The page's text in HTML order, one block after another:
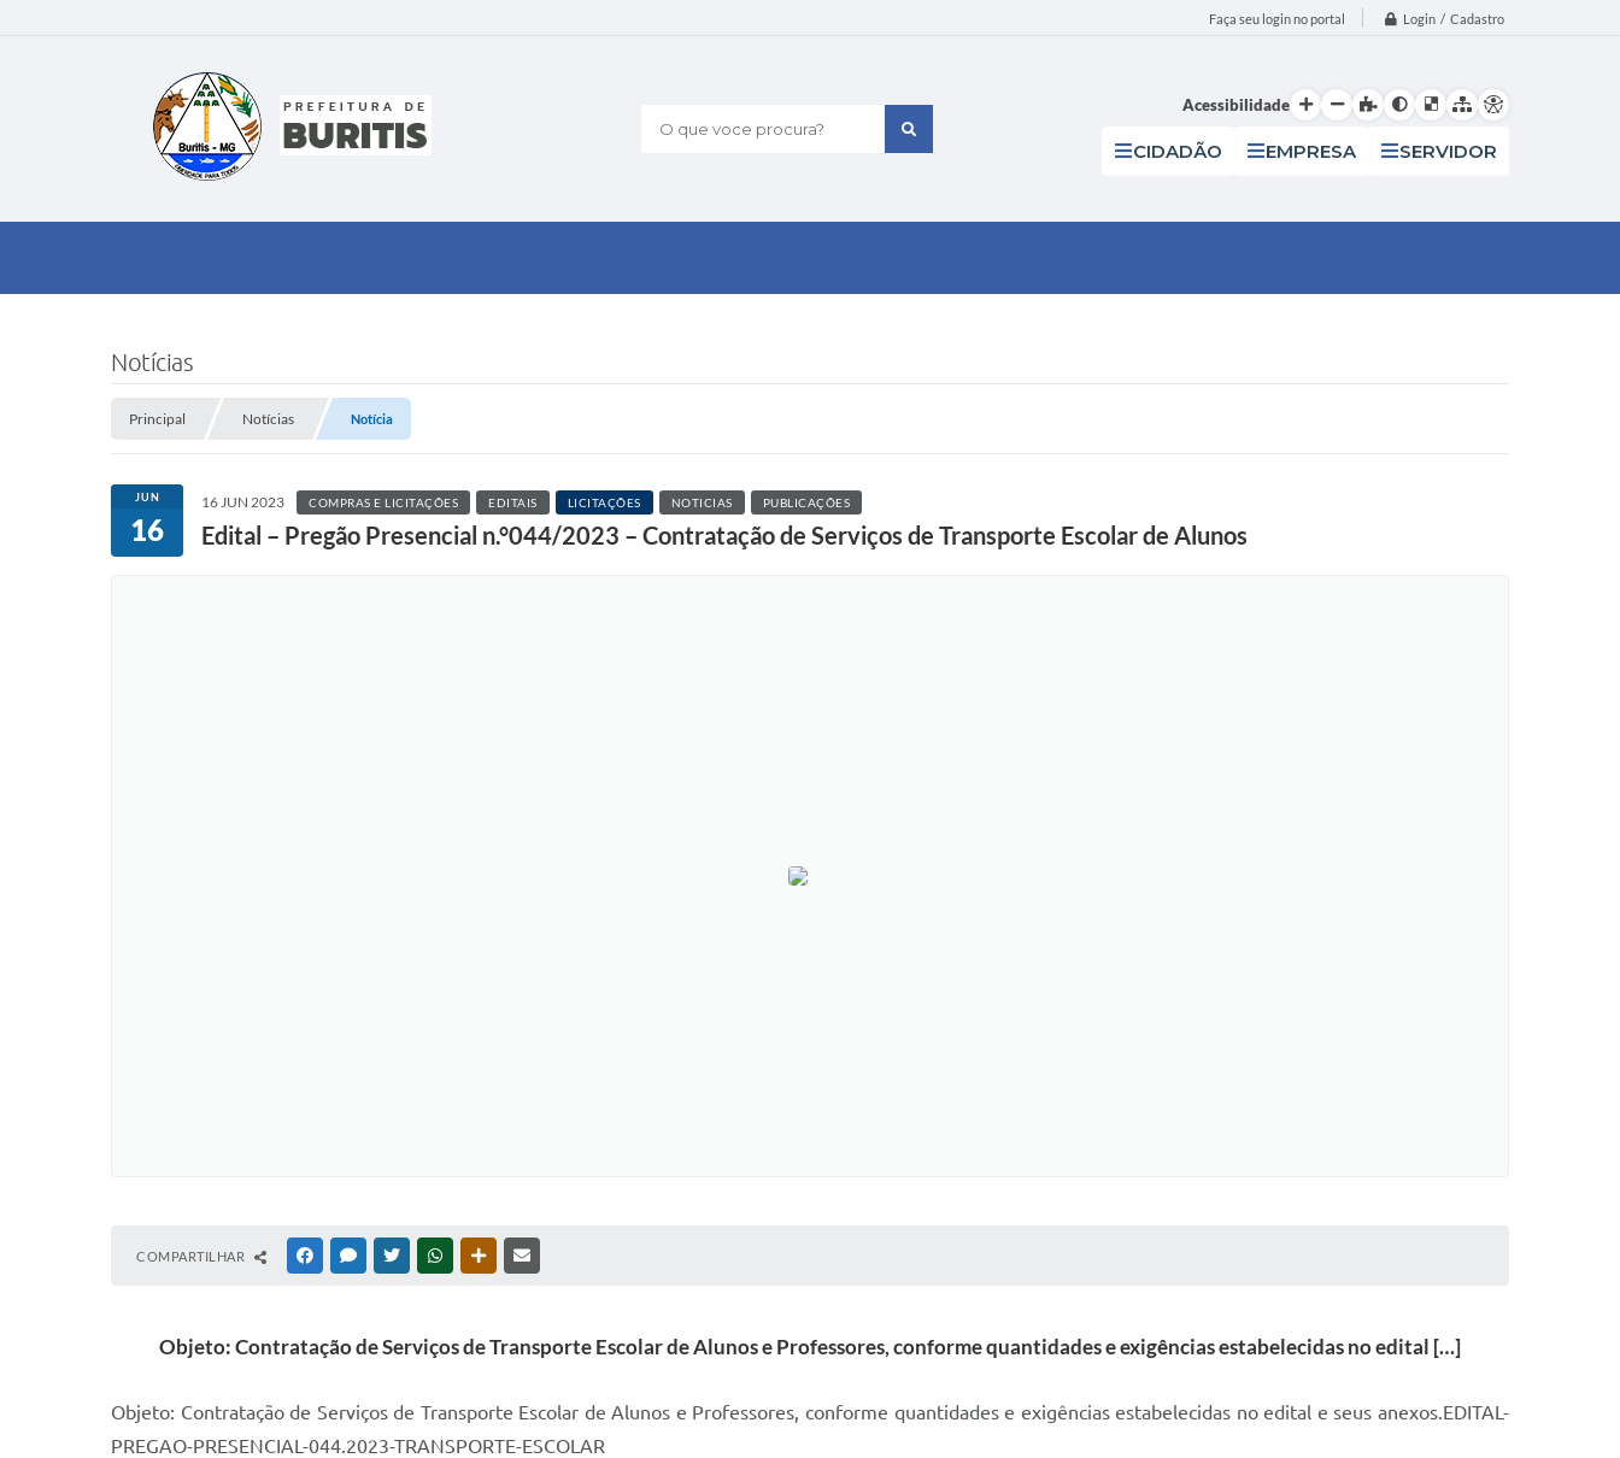
Faça seu login no portal Login / Cadastro
O que voce procura?
Acessibilidade
CIDADÃO EMPRESA SERVIDOR
Notícias
Principal Notícias Notícia
JUN
16
16 JUN 2023 COMPRAS E LICITAÇÕES EDITAIS LICITAÇÕES NOTICIAS PUBLICAÇÕES
Edital – Pregão Presencial n.°044/2023 – Contratação de Serviços de Transporte Escolar de Alunos
COMPARTILHAR FACEBOOKMESSENGER
TWITTERWHATSAPPOUTRAS MÍDIAS
Objeto: Contratação de Serviços de Transporte Escolar de Alunos e Professores, conforme quantidades e exigências estabelecidas no edital […]
Objeto: Contratação de Serviços de Transporte Escolar de Alunos e Professores, conforme quantidades e exigências estabelecidas no edital e seus anexos.EDITAL-
PREGAO-PRESENCIAL-044.2023-TRANSPORTE-ESCOLAR